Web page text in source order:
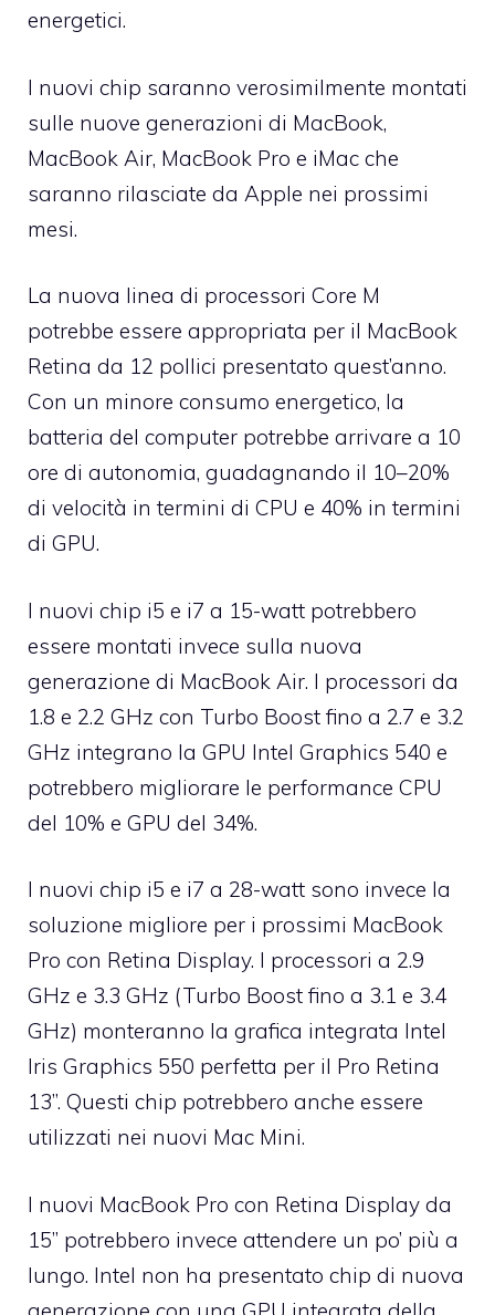
energetici.
I nuovi chip saranno verosimilmente montati
sulle nuove generazioni di MacBook,
MacBook Air, MacBook Pro e iMac che
saranno rilasciate da Apple nei prossimi
mesi.
La nuova linea di processori Core M
potrebbe essere appropriata per il MacBook
Retina da 12 pollici presentato quest’anno.
Con un minore consumo energetico, la
batteria del computer potrebbe arrivare a 10
ore di autonomia, guadagnando il 10–20%
di velocità in termini di CPU e 40% in termini
di GPU.
I nuovi chip i5 e i7 a 15-watt potrebbero
essere montati invece sulla nuova
generazione di MacBook Air. I processori da
1.8 e 2.2 GHz con Turbo Boost fino a 2.7 e 3.2
GHz integrano la GPU Intel Graphics 540 e
potrebbero migliorare le performance CPU
del 10% e GPU del 34%.
I nuovi chip i5 e i7 a 28-watt sono invece la
soluzione migliore per i prossimi MacBook
Pro con Retina Display. I processori a 2.9
GHz e 3.3 GHz (Turbo Boost fino a 3.1 e 3.4
GHz) monteranno la grafica integrata Intel
Iris Graphics 550 perfetta per il Pro Retina
13’’. Questi chip potrebbero anche essere
utilizzati nei nuovi Mac Mini.
I nuovi MacBook Pro con Retina Display da
15’’ potrebbero invece attendere un po’ più a
lungo. Intel non ha presentato chip di nuova